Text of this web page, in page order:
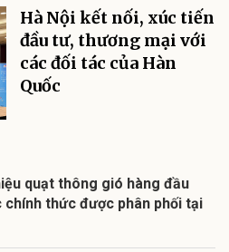
Hà Nội kết nối, xúc tiến
đầu tư, thương mại với
các đối tác của Hàn
Quốc
quạt thông gió hàng đầu
chính thức được phân phối tại